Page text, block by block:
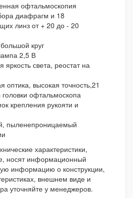
офтальмоскопия
диафрагм и 18
линз от + 20 до - 20
круг
2,5 В
яркость света, реостат на
оптика, высокая точность,21
головки офтальмоскопа
крепления рукояти и
пыленепроницаемый
характеристики,
носят информационный
информацию о конструкции,
внешнем виде и
уточняйте у менеджеров.